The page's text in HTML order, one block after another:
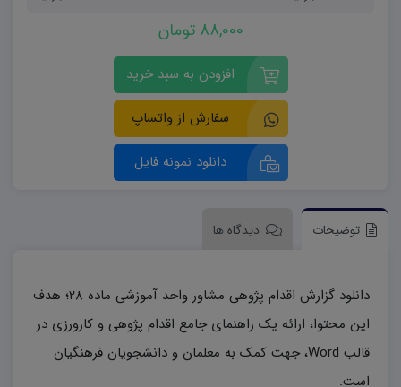
88,000 تومان
افزودن به سبد خرید
سفارش از واتساپ
دانلود نمونه فایل
توضیحات دیدگاه ها
دانلود گزارش اقدام پژوهی مشاور واحد آموزشی ماده ۲۸؛ هدف
این محتوا، ارائه یک راهنمای جامع اقدام پژوهی و کارورزی در
قالب Word، جهت کمک به معلمان و دانشجویان فرهنگیان
است.